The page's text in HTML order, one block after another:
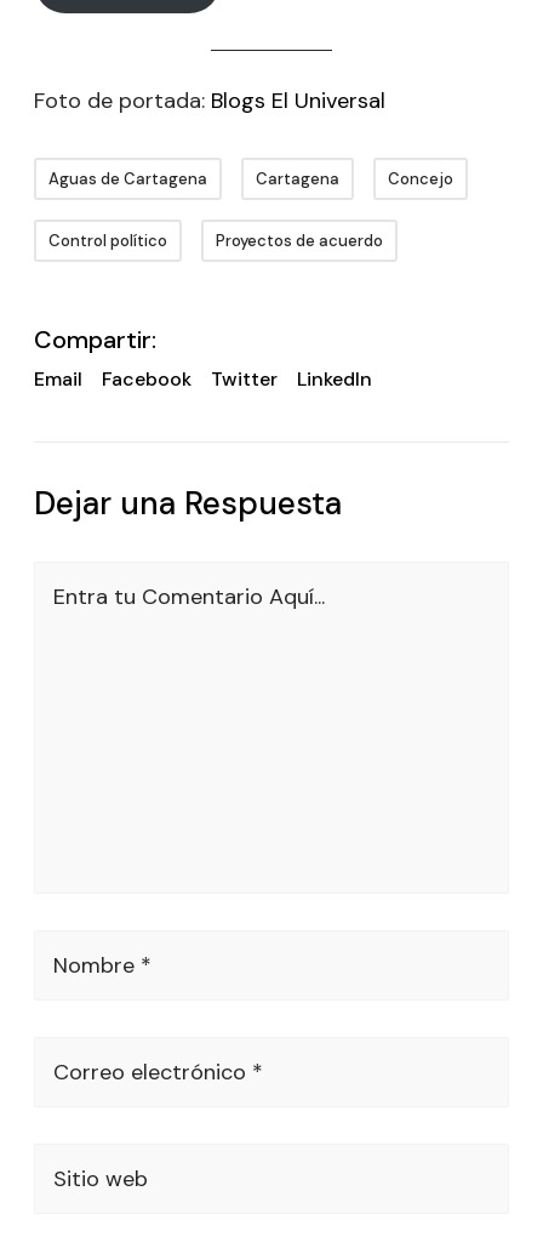
Foto de portada: Blogs El Universal
Aguas de Cartagena Cartagena Concejo
Control político Proyectos de acuerdo
Compartir:
Email Facebook Twitter LinkedIn
Dejar una Respuesta
Entra tu Comentario Aquí...
Nombre *
Correo electrónico *
Sitio web